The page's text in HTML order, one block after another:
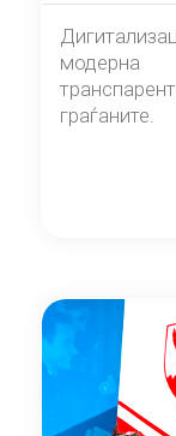
граѓаните.